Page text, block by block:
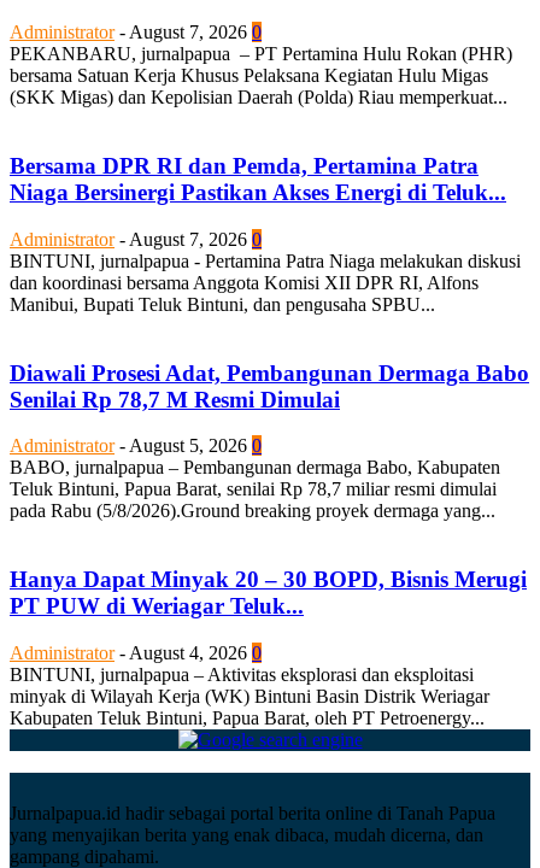
Administrator -August 7, 2026 0
PEKANBARU, jurnalpapua – PT Pertamina Hulu Rokan (PHR)
bersama Satuan Kerja Khusus Pelaksana Kegiatan Hulu Migas
(SKK Migas) dan Kepolisian Daerah (Polda) Riau memperkuat...
Bersama DPR RI dan Pemda, Pertamina Patra
Niaga Bersinergi Pastikan Akses Energi di Teluk...
Administrator - August 7, 2026 0
BINTUNI, jurnalpapua - Pertamina Patra Niaga melakukan diskusi
dan koordinasi bersama Anggota Komisi XII DPR RI, Alfons
Manibui, Bupati Teluk Bintuni, dan pengusaha SPBU...
Diawali Prosesi Adat, Pembangunan Dermaga Babo
Senilai Rp 78,7 M Resmi Dimulai
Administrator - August 5, 2026 0
BABO, jurnalpapua – Pembangunan dermaga Babo, Kabupaten
Teluk Bintuni, Papua Barat, senilai Rp 78,7 miliar resmi dimulai
pada Rabu (5/8/2026).Ground breaking proyek dermaga yang...
Hanya Dapat Minyak 20 – 30 BOPD, Bisnis Merugi
PT PUW di Weriagar Teluk...
Administrator - August 4, 2026 0
BINTUNI, jurnalpapua – Aktivitas eksplorasi dan eksploitasi
minyak di Wilayah Kerja (WK) Bintuni Basin Distrik Weriagar
Kabupaten Teluk Bintuni, Papua Barat, oleh PT Petroenergy...
Jurnalpapua.id hadir sebagai portal berita online di Tanah Papua
yang menyajikan berita yang enak dibaca, mudah dicerna, dan
gampang dipahami.